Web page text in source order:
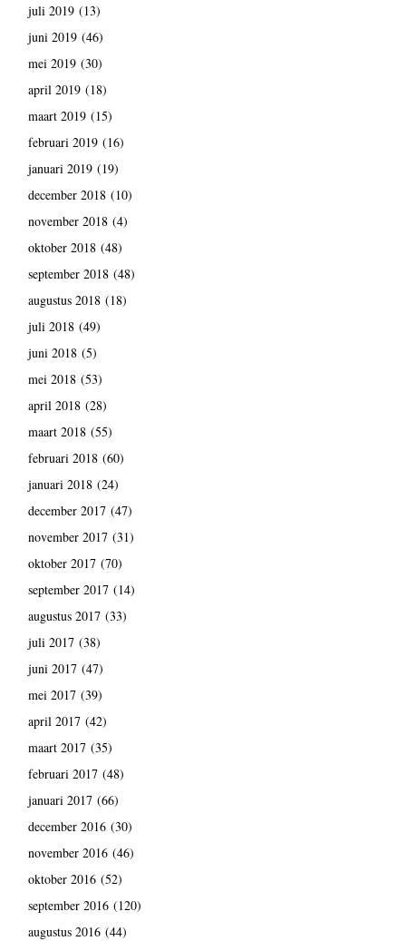
juli 2019(13)
juni 2019(46)
mei 2019(30)
april 2019(18)
maart 2019(15)
februari 2019(16)
januari 2019(19)
december 2018(10)
november 2018(4)
oktober 2018(48)
september 2018(48)
augustus 2018(18)
juli 2018(49)
juni 2018(5)
mei 2018(53)
april 2018(28)
maart 2018(55)
februari 2018(60)
januari 2018(24)
december 2017(47)
november 2017(31)
oktober 2017(70)
september 2017(14)
augustus 2017(33)
juli 2017(38)
juni 2017(47)
mei 2017(39)
april 2017(42)
maart 2017(35)
februari 2017(48)
januari 2017(66)
december 2016(30)
november 2016(46)
oktober 2016(52)
september 2016(120)
augustus 2016(44)